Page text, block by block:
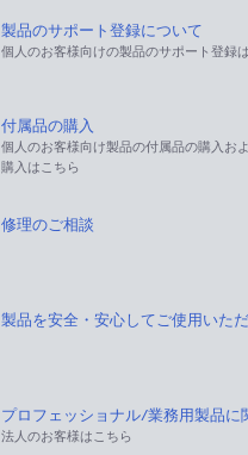
製品のサポート登録について
個人のお客様向けの製品のサポート登録
付属品の購入
個人のお客様向け製品の付属品の購入お
購入はこちら
修理のご相談
製品を安全・安心してご使用いた
プロフェッショナル/業務用製品に
法人のお客様はこちら